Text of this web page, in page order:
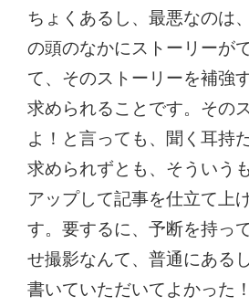
ちょくあるし、最悪なのは
の頭のなかにストーリーが
て、そのストーリーを補強
求められることです。その
よ！と言っても、聞く耳持
求められずとも、そういう
アップして記事を仕立て上
す。要するに、予断を持っ
せ撮影なんて、普通にあるし
書いていただいてよかった